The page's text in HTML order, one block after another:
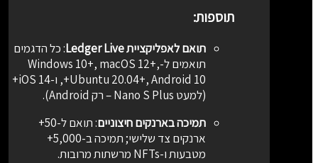
תוספות:
תואם לאפליקציית Ledger Live :כל הדגמים
תואמים ל-Windows 10+, macOS 12+,
Ubuntu 20.04+, Android 10+, ו-iOS 14+
(למעט Nano S Plus – רק Android).
תמיכה בארנקים חיצוניים:
תואם ל-50+
ארנקים צד שלישי; תמיכה ב-5,000+
מטבעות ו-NFTs מרשתות מרובות.